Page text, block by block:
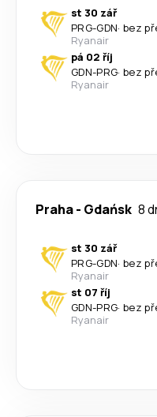
st 30 zář
PRG-GDN· bez
Ryanair
pá 02 říj
GDN-PRG· bez
Ryanair
Praha- Gdańsk 8
st 30 zář
PRG-GDN· bez
Ryanair
st 07 říj
GDN-PRG· bez
Ryanair